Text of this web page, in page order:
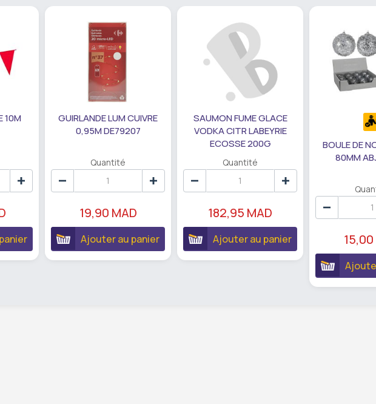
10M
GUIRLANDE LUM CUIVRE
0,95M DE79207
Quantité
19,90 MAD
Ajouter au panier
SAUMON FUME GLACE
VODKA CITR LABEYRIE
ECOSSE 200G
Quantité
182,95 MAD
Ajouter au panier
BOULE DE
80MM